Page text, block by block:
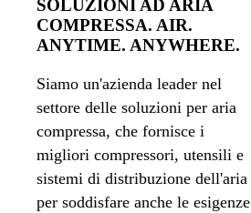
SOLUZIONI AD ARIA
COMPRESSA. AIR.
ANYTIME. ANYWHERE.
Siamo un'azienda leader nel
settore delle soluzioni per aria
compressa, che fornisce i
migliori compressori, utensili e
sistemi di distribuzione dell'aria
per soddisfare anche le esigenze